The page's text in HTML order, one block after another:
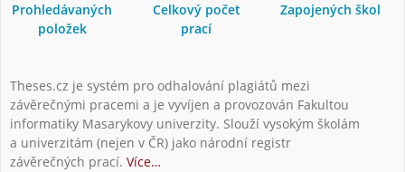
Prohledávaných
položek
Celkový počet
prací
Zapojených škol
Theses.cz je systém pro odhalování plagiátů mezi
závěrečnými pracemi a je vyvíjen a provozován Fakultou
informatiky Masarykovy univerzity. Slouží vysokým školám
a univerzitám (nejen v ČR) jako národní registr
závěrečných prací. Více…